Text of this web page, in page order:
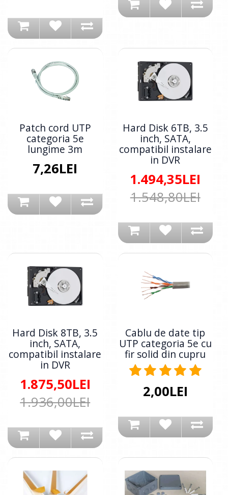
Patch cord UTP
categoria 5e
lungime 3m
7,26LEI
Hard Disk 6TB, 3.5
inch, SATA,
compatibil instalare
in DVR
1.494,35LEI
1.548,80LEI
Hard Disk 8TB, 3.5
inch, SATA,
compatibil instalare
in DVR
1.875,50LEI
1.936,00LEI
Cablu de date tip
UTP categoria 5e cu
fir solid din cupru
2,00LEI